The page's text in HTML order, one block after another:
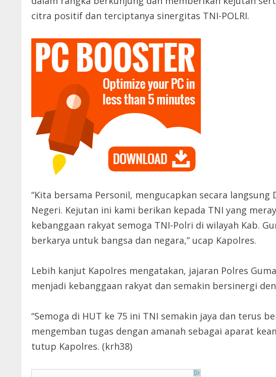
citra positif dan terciptanya sinergitas TNI-POLRI.
“Kita bersama Personil, mengucapkan secara
Negeri. Kejutan ini kami berikan kepada TNI yang
kebanggaan rakyat semoga TNI-Polri di wilayah Kab.
berkarya untuk bangsa dan negara,” ucap Kapolres.
Lebih kanjut Kapolres mengatakan, jajaran Polres
menjadi kebanggaan rakyat dan semakin bersinergi
“Semoga di HUT ke 75 ini TNI semakin jaya dan terus
mengemban tugas dengan amanah sebagai aparat
tutup Kapolres. (krh38)